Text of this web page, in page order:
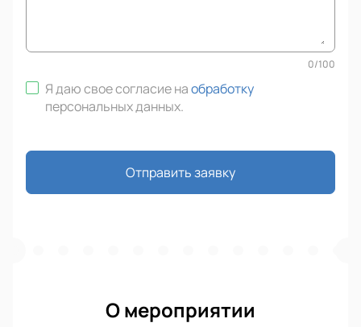
0/100
Я даю свое согласие наобработку
персональных данных.
Отправить заявку
О мероприятии